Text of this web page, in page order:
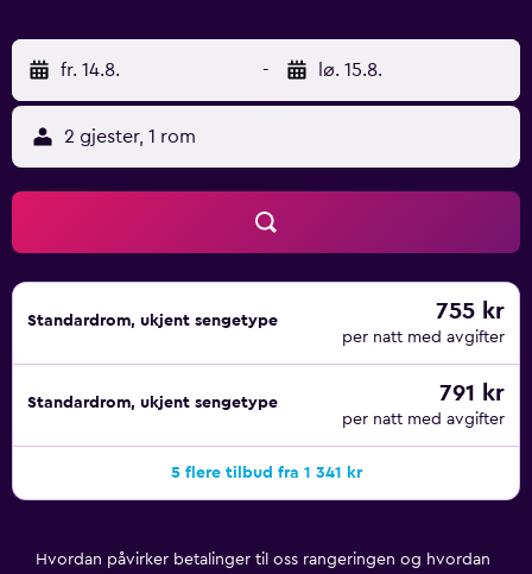
fr. 14.8. - lø. 15.8.
2 gjester, 1 rom
Standardrom, ukjent sengetype 755 kr
per natt med avgifter
Standardrom, ukjent sengetype 791 kr
per natt med avgifter
5 flere tilbud fra 1 341 kr
Hvordan påvirker betalinger til oss rangeringen og hvordan